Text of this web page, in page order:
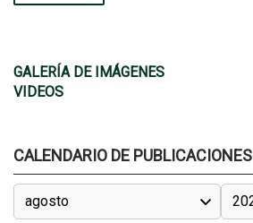
GALERÍA DE IMÁGENES
VIDEOS
CALENDARIO DE PUBLICACIONES